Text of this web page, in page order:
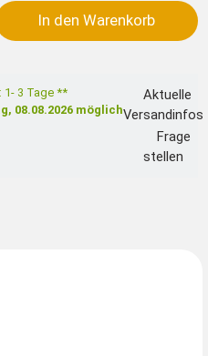
In den Warenkorb
1- 3 Tage **
08.08.2026 möglich
Aktuelle
Versandinfos
Frage
stellen